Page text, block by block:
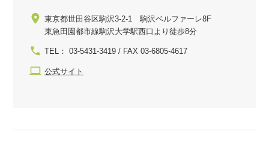
東京都世田谷区駒沢3-2-1 駒沢ベルファーレ8F
東急田園都市線駒沢大学駅西口より徒歩8分
TEL： 03-5431-3419 / FAX 03-6805-4617
公式サイト